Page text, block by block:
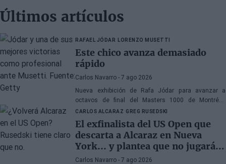
Últimos artículos
RAFAEL JÓDAR LORENZO MUSETTI
Este chico avanza demasiado
rápido
Carlos Navarro - 7 ago 2026
Nueva exhibición de Rafa Jódar para avanzar a
octavos de final del Masters 1000 de Montréal,
pasando por encima de Musetti con una actuación
sencillamente fabulosa.
CARLOS ALCARAZ GREG RUSEDSKI
El exfinalista del US Open que
descarta a Alcaraz en Nueva
York... y plantea que no jugará
más en todo el año
Carlos Navarro - 7 ago 2026